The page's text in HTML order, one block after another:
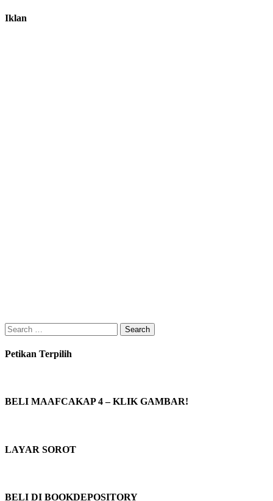
Iklan
Search
for:
Petikan Terpilih
BELI MAAFCAKAP 4 – KLIK GAMBAR!
LAYAR SOROT
BELI DI BOOKDEPOSITORY